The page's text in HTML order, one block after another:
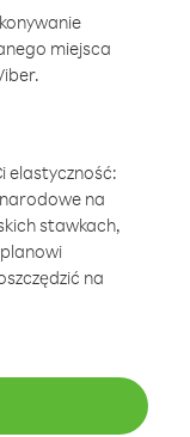
miejsca
elastyczność:
na
stawkach,
na